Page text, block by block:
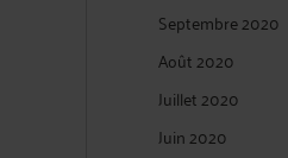
Septembre 2020
Août 2020
Juillet 2020
Juin 2020